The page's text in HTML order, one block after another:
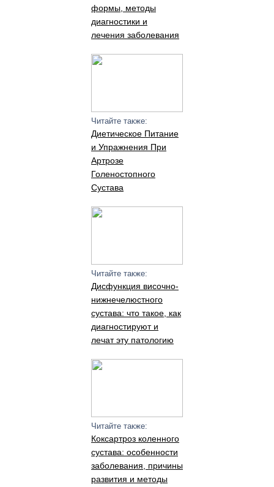
формы, методы
диагностики и
лечения заболевания
Читайте также:
Диетическое Питание
и Упражнения При
Артрозе
Голеностопного
Сустава
Читайте также:
Дисфункция височно-
нижнечелюстного
сустава: что такое, как
диагностируют и
лечат эту патологию
Читайте также:
Коксартроз коленного
сустава: особенности
заболевания, причины
развития и методы